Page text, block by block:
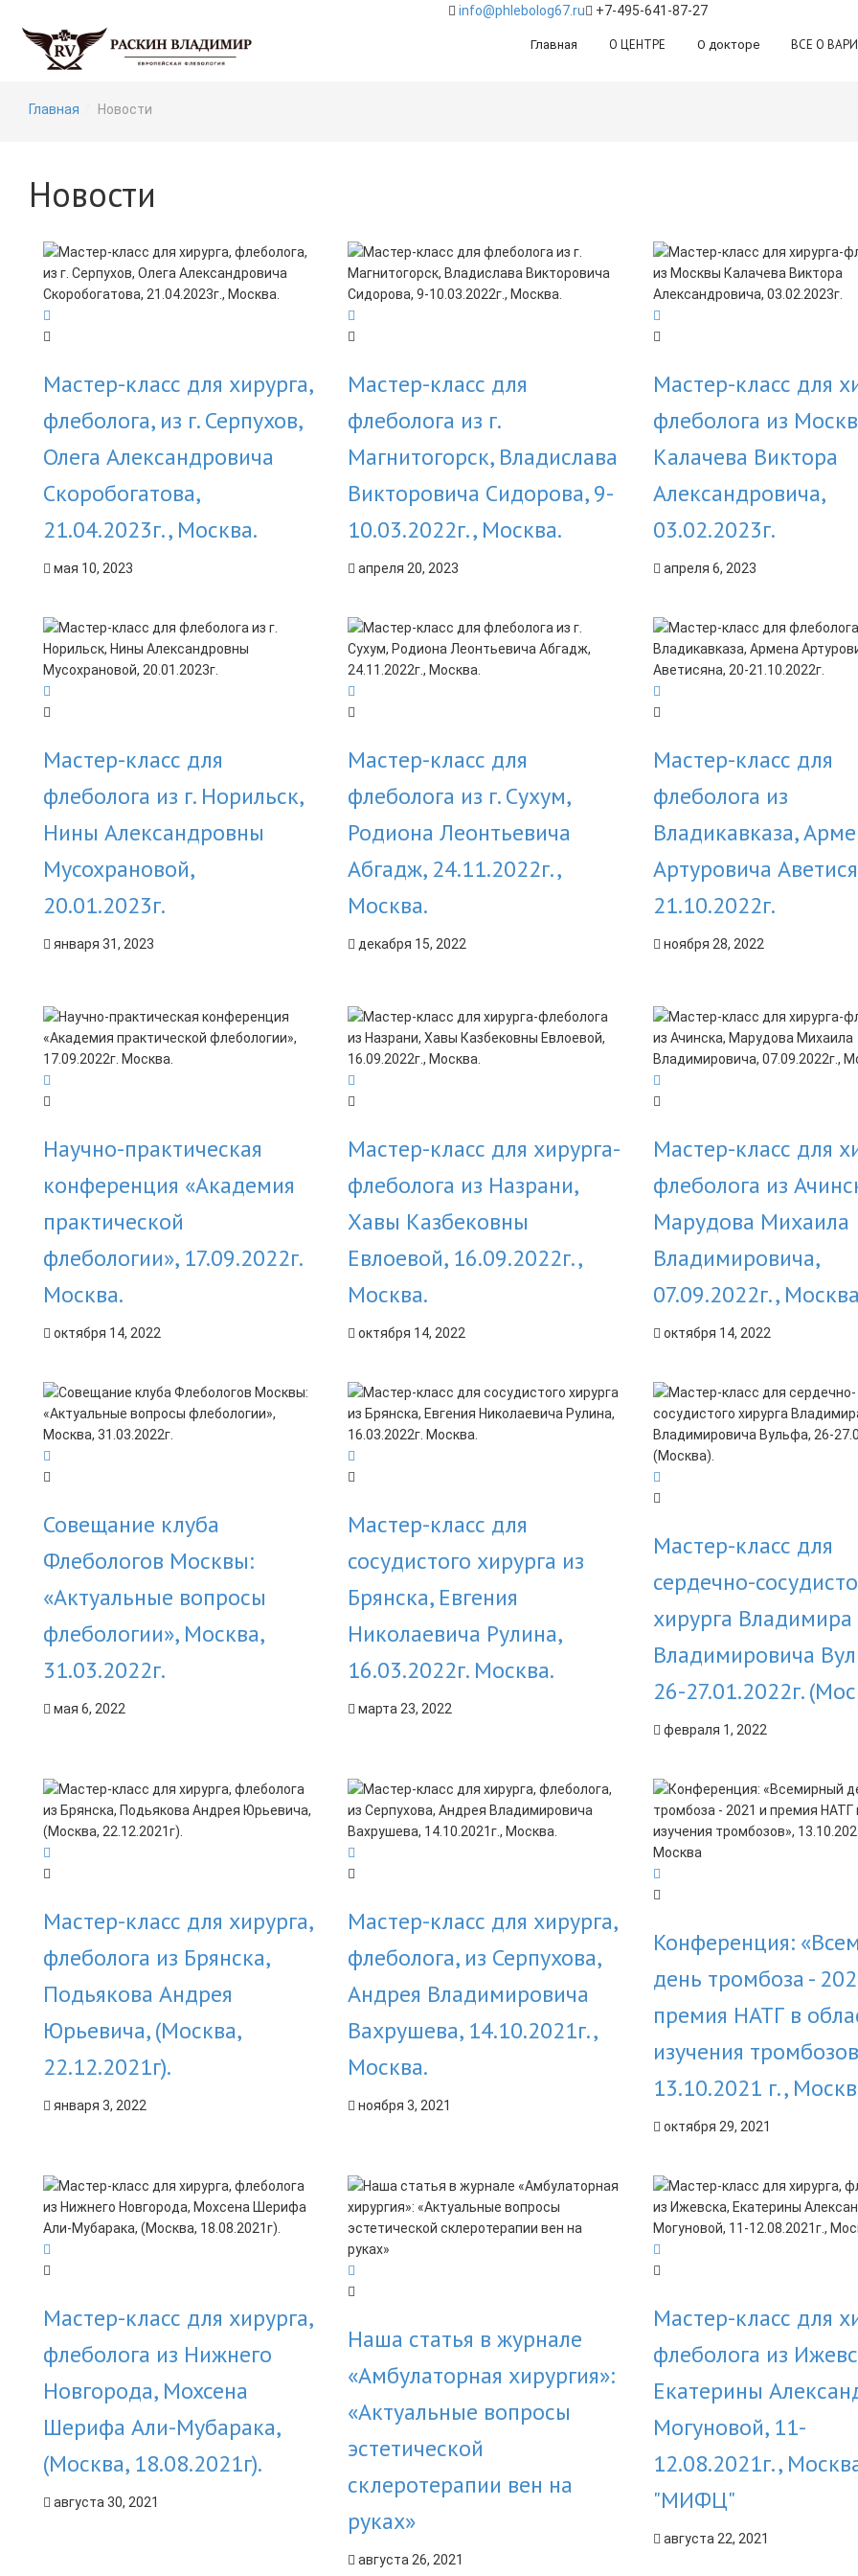
info@phlebolog67.ru +7-495-641-87-27
Главная О ЦЕНТРЕ О докторе ВСЕ О
Главная Новости
Новости
Мастер-класс для хирурга,
флеболога, из г. Серпухов,
Олега Александровича
Скоробогатова,
21.04.2023г., Москва.
мая 10, 2023
Мастер-класс для
флеболога из г.
Магнитогорск, Владислава
Викторовича Сидорова, 9-
10.03.2022г., Москва.
апреля 20, 2023
Мастер-класс для
флеболога из
Калачева Виктора
Александровича,
03.02.2023г.
апреля 6, 2023
Мастер-класс для
флеболога из г. Норильск,
Нины Александровны
Мусохрановой,
20.01.2023г.
января 31, 2023
Мастер-класс для
флеболога из г. Сухум,
Родиона Леонтьевича
Абгадж, 24.11.2022г.,
Москва.
декабря 15, 2022
Мастер-класс для
флеболога из
Владикавказа,
Артуровича
21.10.2022г.
ноября 28, 2022
Научно-практическая
конференция «Академия
практической
флебологии», 17.09.2022г.
Москва.
октября 14, 2022
Мастер-класс для хирурга-
флеболога из Назрани,
Хавы Казбековны
Евлоевой, 16.09.2022г.,
Москва.
октября 14, 2022
Мастер-класс для
флеболога из
Марудова Михаила
Владимировича,
07.09.2022г., Москва
октября 14, 2022
Совещание клуба
Флебологов Москвы:
«Актуальные вопросы
флебологии», Москва,
31.03.2022г.
мая 6, 2022
Мастер-класс для
сосудистого хирурга из
Брянска, Евгения
Николаевича Рулина,
16.03.2022г. Москва.
марта 23, 2022
Мастер-класс для
сердечно-
хирурга Владимира
Владимировича
26-27.01.2022г.
февраля 1, 2022
Мастер-класс для хирурга,
флеболога из Брянска,
Подьякова Андрея
Юрьевича, (Москва,
22.12.2021г).
января 3, 2022
Мастер-класс для хирурга,
флеболога, из Серпухова,
Андрея Владимировича
Вахрушева, 14.10.2021г.,
Москва.
ноября 3, 2021
Конференция:
день тромбоза -
премия НАТГ в
изучения
13.10.2021 г.,
октября 29, 2021
Мастер-класс для хирурга,
флеболога из Нижнего
Новгорода, Мохсена
Шерифа Али-Мубарака,
(Москва, 18.08.2021г).
августа 30, 2021
Наша статья в журнале
«Амбулаторная хирургия»:
«Актуальные вопросы
эстетической
склеротерапии вен на
руках»
августа 26, 2021
Мастер-класс для
флеболога из
Екатерины
Могуновой, 11-
12.08.2021г.,
"МИФЦ"
августа 22, 2021